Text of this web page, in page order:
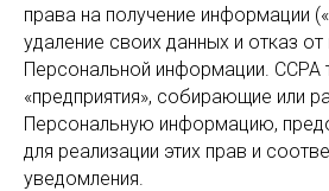
права на получение информации
удаление своих данных и отказ
Персональной информации. CCPA
«предприятия», собирающие или
Персональную информацию,
для реализации этих прав и
уведомления.